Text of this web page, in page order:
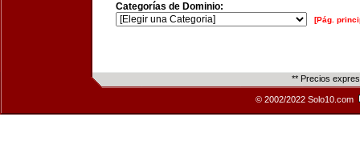
Categorías de Dominio:
[Pág.
** Precios
© 2002/2022 Solo10.com